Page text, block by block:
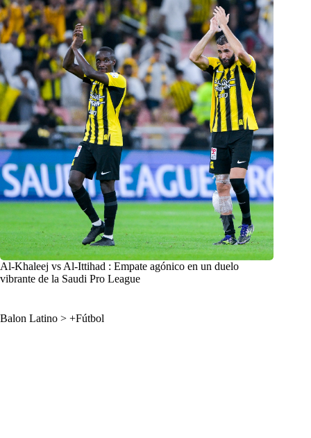
Al-Khaleej vs Al-Ittihad : Empate agónico en un duelo
vibrante de la Saudi Pro League
Balon Latino > +Fútbol